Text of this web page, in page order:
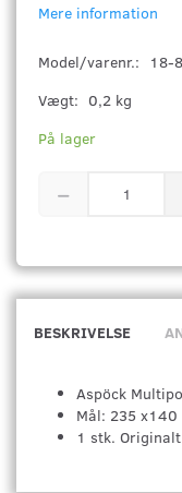
Mere information
Model/varenr.:
18-
Vægt: 0,2 kg
På lager
BESKRIVELSE
Aspöck
Mål: 235 x140
1 stk.